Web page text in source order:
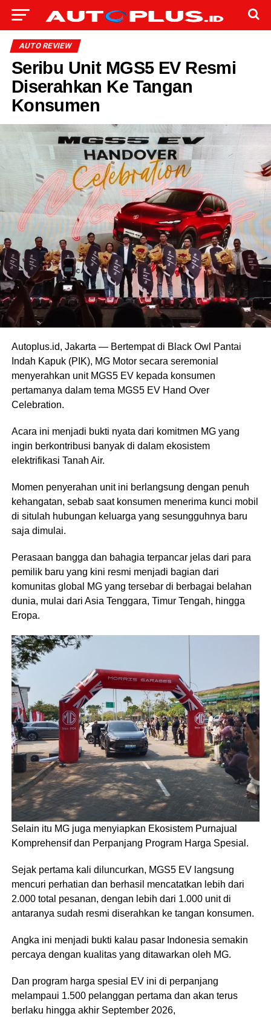
AUTO REVIEW
Seribu Unit MGS5 EV Resmi
Diserahkan Ke Tangan
Konsumen
Autoplus.id, Jakarta — Bertempat di Black Owl Pantai
Indah Kapuk (PIK), MG Motor secara seremonial
menyerahkan unit MGS5 EV kepada konsumen
pertamanya dalam tema MGS5 EV Hand Over
Celebration.
Acara ini menjadi bukti nyata dari komitmen MG yang
ingin berkontribusi banyak di dalam ekosistem
elektrifikasi Tanah Air.
Momen penyerahan unit ini berlangsung dengan penuh
kehangatan, sebab saat konsumen menerima kunci mobil
di situlah hubungan keluarga yang sesungguhnya baru
saja dimulai.
Perasaan bangga dan bahagia terpancar jelas dari para
pemilik baru yang kini resmi menjadi bagian dari
komunitas global MG yang tersebar di berbagai belahan
dunia, mulai dari Asia Tenggara, Timur Tengah, hingga
Eropa.
Selain itu MG juga menyiapkan Ekosistem Purnajual
Komprehensif dan Perpanjang Program Harga Spesial.
Sejak pertama kali diluncurkan, MGS5 EV langsung
mencuri perhatian dan berhasil mencatatkan lebih dari
2.000 total pesanan, dengan lebih dari 1.000 unit di
antaranya sudah resmi diserahkan ke tangan konsumen.
Angka ini menjadi bukti kalau pasar Indonesia semakin
percaya dengan kualitas yang ditawarkan oleh MG.
Dan program harga spesial EV ini di perpanjang
melampaui 1.500 pelanggan pertama dan akan terus
berlaku hingga akhir September 2026,